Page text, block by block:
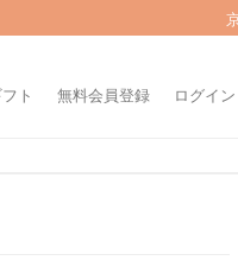
ト 無料会員登録 ログイン